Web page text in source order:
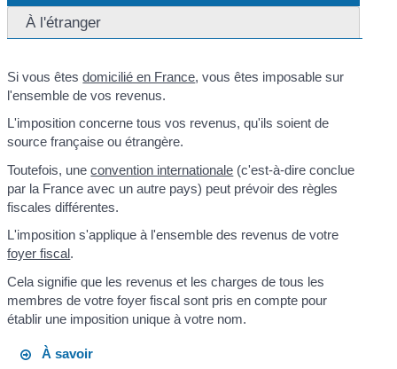
À l'étranger
Si vous êtesdomicilié en France, vous êtes imposable sur
l'ensemble de vos revenus.
L'imposition concerne tous vos revenus, qu'ils soient de
source française ou étrangère.
Toutefois, uneconvention internationale (c'est-à-dire conclue
par la France avec un autre pays) peut prévoir des règles
fiscales différentes.
L'imposition s'applique à l'ensemble des revenus de votre
foyer fiscal.
Cela signifie que les revenus et les charges de tous les
membres de votre foyer fiscal sont pris en compte pour
établir une imposition unique à votre nom.
À savoir